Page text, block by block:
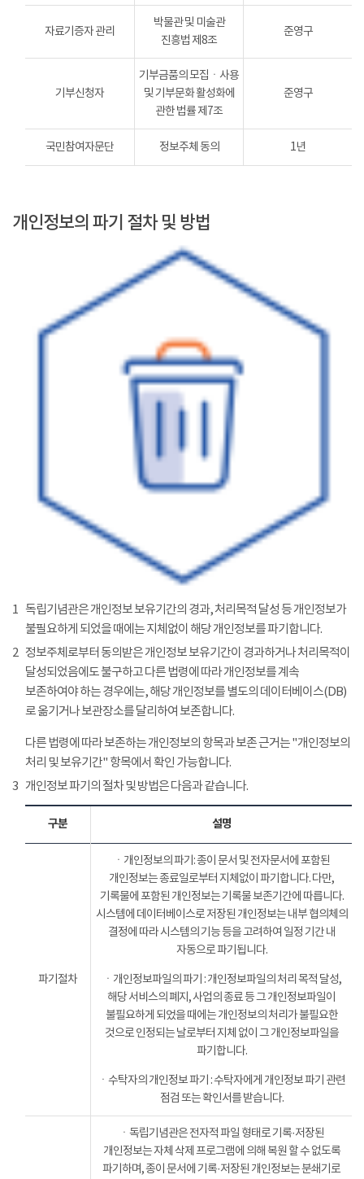
자료기증자 관리
박물관 및 미술관
진흥법 제8조
준영구
기부신청자
기부금품의 모집ㆍ사용
및 기부문화 활성화에
관한 법률 제7조
준영구
국민참여자문단 정보주체 동의 1년
개인정보의 파기 절차 및 방법
1 독립기념관은 개인정보 보유기간의 경과, 처리목적 달성 등 개인정보가
불필요하게 되었을 때에는 지체없이 해당 개인정보를 파기합니다.
2 정보주체로부터 동의받은 개인정보 보유기간이 경과하거나 처리목적이
달성되었음에도 불구하고 다른 법령에 따라 개인정보를 계속
보존하여야 하는 경우에는, 해당 개인정보를 별도의 데이터베이스(DB)
로 옮기거나 보관장소를 달리하여 보존합니다.
다른 법령에 따라 보존하는 개인정보의 항목과 보존 근거는 "개인정보의
처리 및 보유기간" 항목에서 확인 가능합니다.
3 개인정보 파기의 절차 및 방법은 다음과 같습니다.
구분 설명
파기절차
ㆍ개인정보의 파기: 종이 문서 및 전자문서에 포함된
개인정보는 종료일로부터 지체없이 파기합니다. 다만,
기록물에 포함된 개인정보는 기록물 보존기간에 따릅니다.
시스템에 데이터베이스로 저장된 개인정보는 내부 협의체의
결정에 따라 시스템의 기능 등을 고려하여 일정 기간 내
자동으로 파기됩니다.
ㆍ개인정보파일의 파기 : 개인정보파일의 처리 목적 달성,
해당 서비스의 폐지, 사업의 종료 등 그 개인정보파일이
불필요하게 되었을 때에는 개인정보의 처리가 불필요한
것으로 인정되는 날로부터 지체 없이 그 개인정보파일을
파기합니다.
ㆍ수탁자의 개인정보 파기 : 수탁자에게 개인정보 파기 관련
점검 또는 확인서를 받습니다.
ㆍ독립기념관은 전자적 파일 형태로 기록·저장된
개인정보는 자체 삭제 프로그램에 의해 복원 할 수 없도록
파기하며, 종이 문서에 기록·저장된 개인정보는 분쇄기로